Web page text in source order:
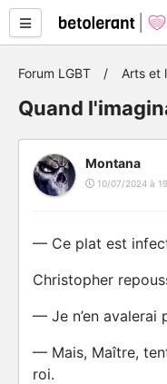
Forum LGBT Arts et
Quand
Montana
10/07/2024 à
— Ce plat est
Christopher
— Je n’en avalerai
— Mais, Maître,
roi.